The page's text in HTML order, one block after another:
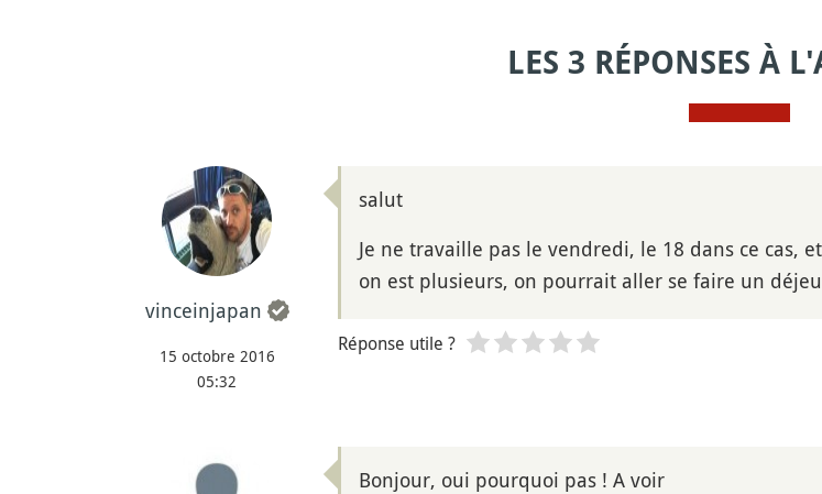
LES 3 RÉPONSES À
vinceinjapan
15 octobre 2016
05:32
salut
Je ne travaille pas le vendredi, le 18 dans ce cas,
on est plusieurs, on pourrait aller se faire un
Réponse utile ?
Bonjour, oui pourquoi pas ! A voir